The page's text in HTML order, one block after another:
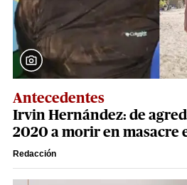
Antecedentes
Irvin Hernández: de
2020 a morir en masacre
Redacción